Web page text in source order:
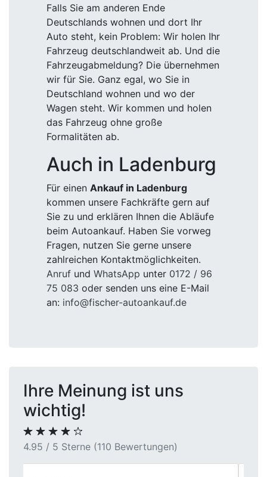
Falls Sie am anderen Ende
Deutschlands wohnen und dort Ihr
Auto steht, kein Problem: Wir holen Ihr
Fahrzeug deutschlandweit ab. Und die
Fahrzeugabmeldung? Die übernehmen
wir für Sie. Ganz egal, wo Sie in
Deutschland wohnen und wo der
Wagen steht. Wir kommen und holen
das Fahrzeug ohne große
Formalitäten ab.
Auch in Ladenburg
Für einen Ankauf in Ladenburg
kommen unsere Fachkräfte gern auf
Sie zu und erklären Ihnen die Abläufe
beim Autoankauf. Haben Sie vorweg
Fragen, nutzen Sie gerne unsere
zahlreichen Kontaktmöglichkeiten.
Anruf und WhatsApp unter 0172 / 96
75 083 oder senden uns eine E-Mail
an: info@fischer-autoankauf.de
Ihre Meinung ist uns
wichtig!
4.95 / 5 Sterne (110 Bewertungen)